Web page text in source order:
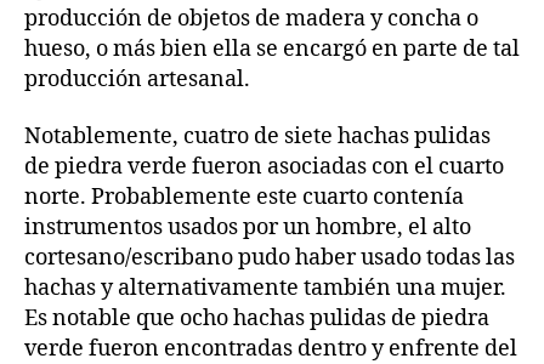
producción de objetos de madera y concha o
hueso, o más bien ella se encargó en parte de tal
producción artesanal.
Notablemente, cuatro de siete hachas pulidas
de piedra verde fueron asociadas con el cuarto
norte. Probablemente este cuarto contenía
instrumentos usados por un hombre, el alto
cortesano/escribano pudo haber usado todas las
hachas y alternativamente también una mujer.
Es notable que ocho hachas pulidas de piedra
verde fueron encontradas dentro y enfrente del